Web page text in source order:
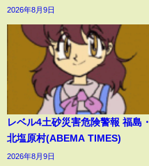
2026年8月9日
レベル4土砂災害危険警報 福島・
北塩原村(ABEMA TIMES)
2026年8月9日